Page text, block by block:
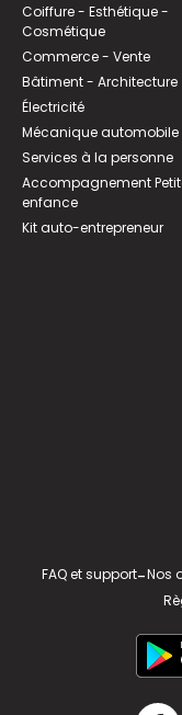
Coiffure - Esthétique -
Cosmétique
Commerce - Vente
Bâtiment - Architecture
Électricité
Mécanique automobile
Services à la personne
Accompagnement
enfance
Kit auto-entrepreneur
FAQ et support-Nos